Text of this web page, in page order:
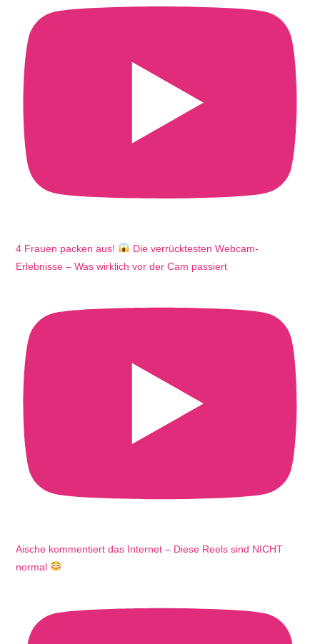
4 Frauen packen aus!
Die verrücktesten Webcam-
Erlebnisse – Was wirklich vor der Cam passiert
Aische kommentiert das Internet – Diese Reels sind NICHT
normal